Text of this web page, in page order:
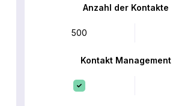
Anzahl der Kontakte
500
Kontakt Management